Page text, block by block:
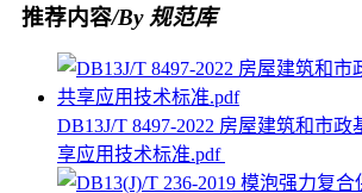
推荐内容/By 规范库
DB13J/T 8497-2022 房屋建筑和市
享应用技术标准.pdf